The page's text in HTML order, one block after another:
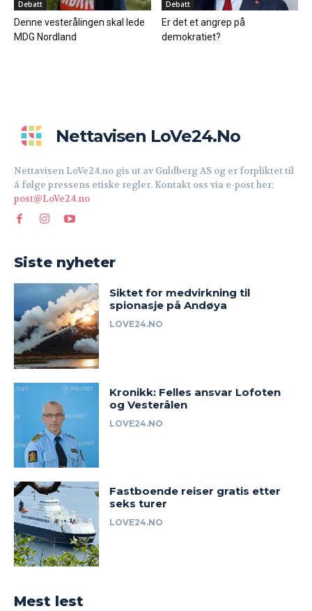
Debatt
Denne vesterålingen skal lede
MDG Nordland
Debatt
Er det et angrep på
demokratiet?
Nettavisen LoVe24.no
Nettavisen LoVe24.no gis ut av Guldberg AS og er forpliktet til
å følge pressens etiske regler. Kontakt oss via e-post her:
post@LoVe24.no
Siste nyheter
Siktet for medvirkning til
spionasje på Andøya
LOVE24.NO
Kronikk: Felles ansvar Lofoten
og Vesterålen
LOVE24.NO
Fastboende reiser gratis etter
seks turer
LOVE24.NO
Mest lest